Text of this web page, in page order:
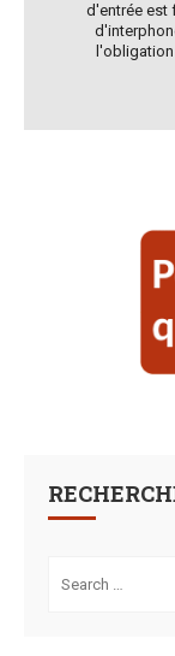
d'entrée est
for: